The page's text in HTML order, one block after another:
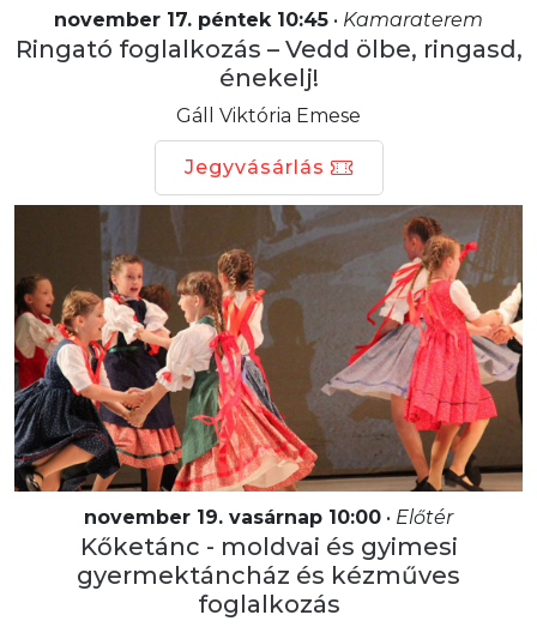
november 17. péntek 10:45 • Kamaraterem
Ringató foglalkozás – Vedd ölbe, ringasd,
énekelj!
Gáll Viktória Emese
Jegyvásárlás
november 19. vasárnap 10:00 • Előtér
Kőketánc - moldvai és gyimesi
gyermektáncház és kézműves
foglalkozás